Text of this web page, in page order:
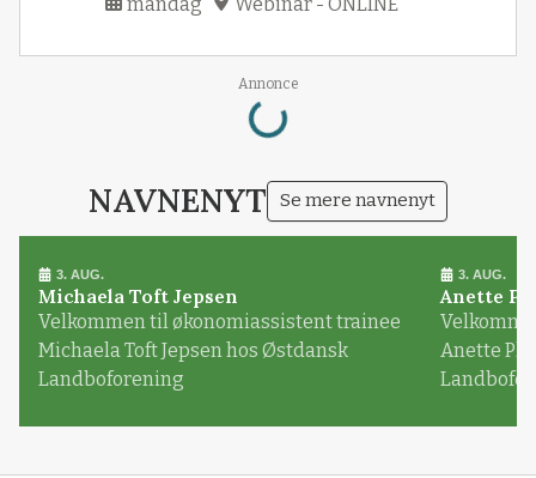
Annonce
Loading...
NAVNENYT Se mere navnenyt
3. AUG.
Michaela Toft Jepsen
Velkommen til økonomiassistent trainee
Michaela Toft Jepsen hos Østdansk
Landboforening
3. AUG.
Anette
Anette